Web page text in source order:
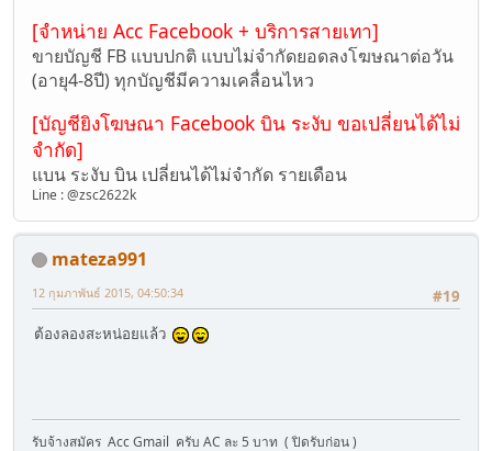
[จำหน่าย Acc Facebook + บริการสายเทา]
ขายบัญชี FB แบบปกติ แบบไม่จำกัดยอดลงโฆษณาต่อวัน
(อายุ4-8ปี) ทุกบัญชีมีความเคลื่อนไหว
[บัญชียิงโฆษณา Facebook บิน ระงับ ขอเปลี่ยนได้ไม่
จำกัด]
แบน ระงับ บิน เปลี่ยนได้ไม่จำกัด รายเดือน
Line : @zsc2622k
mateza991
#19
12 กุมภาพันธ์ 2015, 04:50:34
ต้องลองสะหน่อยแล้ว
รับจ้างสมัคร Acc Gmail ครับ AC ละ 5 บาท ( ปิดรับก่อน )